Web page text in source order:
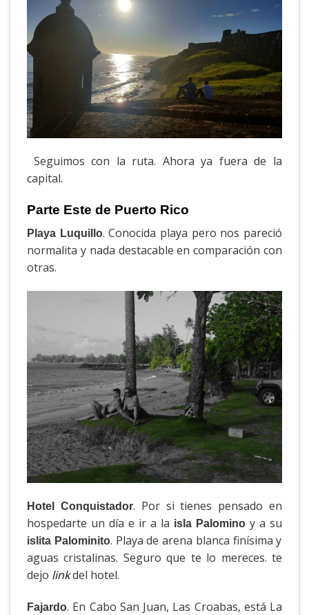
Seguimos con la ruta. Ahora ya fuera de la
capital.
Parte Este de Puerto Rico
Playa Luquillo. Conocida playa pero nos pareció
normalita y nada destacable en comparación con
otras.
Hotel Conquistador. Por si tienes pensado en
hospedarte un día e ir a la isla Palomino y a su
islita Palominito. Playa de arena blanca finísima y
aguas cristalinas. Seguro que te lo mereces. te
dejo linkdel hotel.
Fajardo. En Cabo San Juan, Las Croabas, está La